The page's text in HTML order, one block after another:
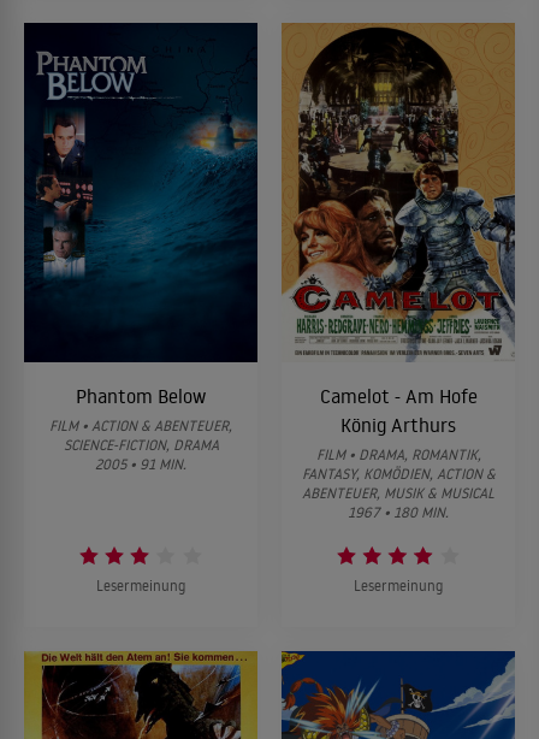
Phantom Below
FILM • ACTION & ABENTEUER,
SCIENCE-FICTION, DRAMA
2005 • 91 MIN.
Lesermeinung
Camelot - Am Hofe
König Arthurs
FILM • DRAMA, ROMANTIK,
FANTASY, KOMÖDIEN, ACTION &
ABENTEUER, MUSIK & MUSICAL
1967 • 180 MIN.
Lesermeinung